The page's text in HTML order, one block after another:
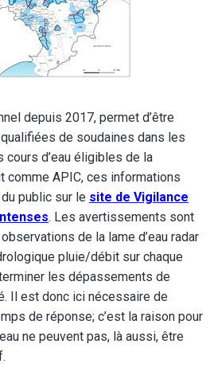
depuis 2017, permet d’être
de soudaines dans les
d’eau éligibles de la
comme APIC, ces informations
public sur le site de Vigilance
. Les avertissements sont
de la lame d’eau radar
pluie/débit sur chaque
les dépassements de
Il est donc ici nécessaire de
de réponse; c’est la raison pour
ne peuvent pas, là aussi, être